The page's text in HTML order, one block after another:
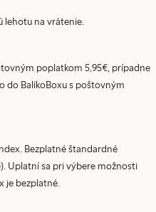
lehotu na vrátenie.
poplatkom 5,95€, prípadne
do BalíkoBoxu s poštovným
Bezplatné štandardné
Uplatní sa pri výbere možnosti
je bezplatné.